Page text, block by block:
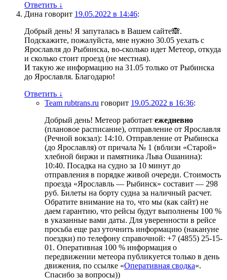
Ответить ↓
Дина говорит 19.05.2022 в 14:46:
Добрый день! Я запуталась в Вашем сайте🙈.
Подскажите, пожалуйста, мне нужно 30.05 уехать с
Ярославля до Рыбинска, во-сколько идет Метеор, откуда
и сколько стоит проезд (не местная).
И такую же информацию на 31.05 только от Рыбинска
до Ярославля. Благодарю!
Ответить ↓
Team rubtrans.ru говорит 19.05.2022 в 16:36:
Добрый день! Метеор работает ежедневно
(плановое расписание), отправление от Ярославля
(Речной вокзал): 14:10. Отправление от Рыбинска
(до Ярославля) от причала № 1 (вблизи «Старой»
хлебной биржи и памятника Льва Ошанина):
10:40. Посадка на судно за 10 минут до
отправления в порядке живой очереди. Стоимость
проезда «Ярославль — Рыбинск» составит — 298
руб. Билеты на борту судна за наличный расчет.
Обратите внимание на то, что мы (как сайт) не
даем гарантию, что рейсы будут выполнены 100 %
в указанные вами даты. Для уверенности в рейсе
просьба еще раз уточнить информацию (накануне
поездки) по телефону справочной: +7 (4855) 25-15-
01. Оперативная 100 % информация о
передвижении метеора публикуется только в день
движения, по ссылке «Оперативная сводка«.
Спасибо за вопросы))